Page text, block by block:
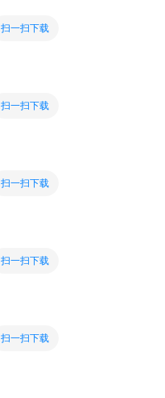
扫一扫下载
扫一扫下载
扫一扫下载
扫一扫下载
扫一扫下载